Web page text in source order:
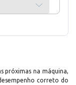
próximas na máquina,
correto do